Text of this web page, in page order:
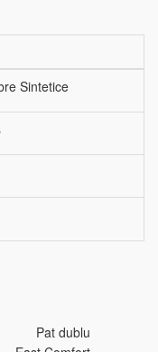
Sintetice
Pat dublu